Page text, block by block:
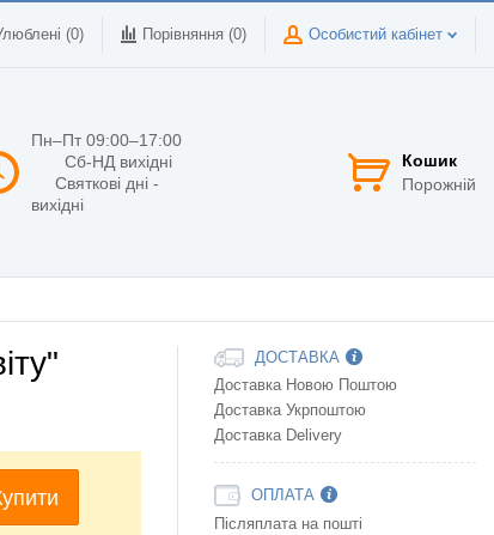
(0) Порівняння (0) Особистий кабінет
Пн–Пт 09:00–17:00
Сб-НД вихідні
Святкові дні -
вихідні
Кошик
Порожній
ДОСТАВКА
Доставка Новою Поштою
Доставка Укрпоштою
Доставка Delivery
ОПЛАТА
Післяплата на пошті